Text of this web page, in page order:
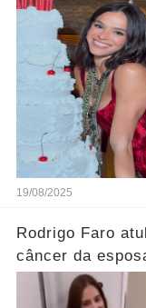
19/08/2025
Rodrigo Faro
câncer da
mais!